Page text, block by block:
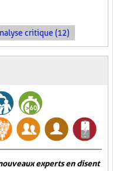
critique (12)
experts en disent